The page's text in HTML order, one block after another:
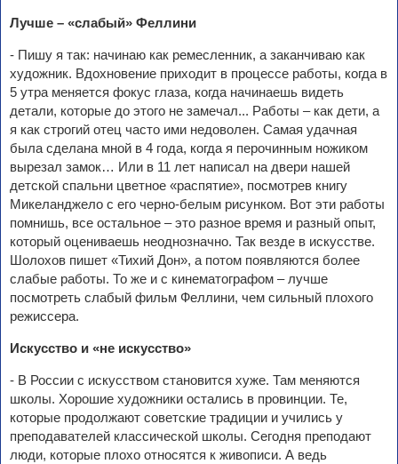
Лучше – «слабый» Феллини
- Пишу я так: начинаю как ремесленник, а заканчиваю как
художник. Вдохновение приходит в процессе работы, когда в
5 утра меняется фокус глаза, когда начинаешь видеть
детали, которые до этого не замечал... Работы – как дети, а
я как строгий отец часто ими недоволен. Самая удачная
была сделана мной в 4 года, когда я перочинным ножиком
вырезал замок… Или в 11 лет написал на двери нашей
детской спальни цветное «распятие», посмотрев книгу
Микеланджело с его черно-белым рисунком. Вот эти работы
помнишь, все остальное – это разное время и разный опыт,
который оцениваешь неоднозначно. Так везде в искусстве.
Шолохов пишет «Тихий Дон», а потом появляются более
слабые работы. То же и с кинематографом – лучше
посмотреть слабый фильм Феллини, чем сильный плохого
режиссера.
Искусство и «не искусство»
- В России с искусством становится хуже. Там меняются
школы. Хорошие художники остались в провинции. Те,
которые продолжают советские традиции и учились у
преподавателей классической школы. Сегодня преподают
люди, которые плохо относятся к живописи. А ведь